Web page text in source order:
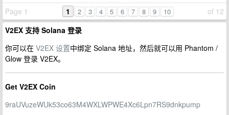
Page 1
of 12
1 2 3 4 5 6 7 8 9 10
V2EX 支持 Solana 登录
你可以在 V2EX 设置中绑定 Solana 地址，然后就可以用 Phantom /
Glow 登录 V2EX。
Get V2EX Coin
9raUVuzeWUk53co63M4WXLWPWE4Xc6Lpn7RS9dnkpump